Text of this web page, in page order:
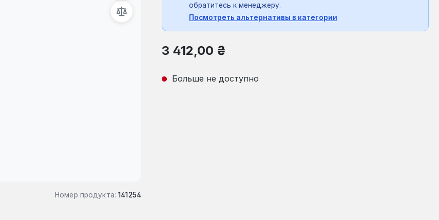
Номер продукта: 141254
обратитесь к менеджеру.
Посмотреть альтернативы в категории
Обычная цена:
3 412,00 ₴
Больше не доступно